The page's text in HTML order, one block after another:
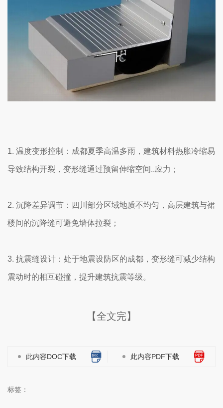
1. 温度变形控制：成都夏季高温多雨，建筑材料热胀冷缩易
导致结构开裂，变形缝通过预留伸缩空间..应力；
2. 沉降差异调节：四川部分区域地质不均匀，高层建筑与裙
楼间的沉降缝可避免墙体拉裂；
3. 抗震缝设计：处于地震设防区的成都，变形缝可减少结构
震动时的相互碰撞，提升建筑抗震等级。
【全文完】
此内容DOC下载 此内容PDF下载
标签：